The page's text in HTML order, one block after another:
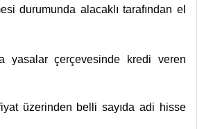
durumunda alacaklı tarafından el
yasalar çerçevesinde kredi veren
üzerinden belli sayıda adi hisse